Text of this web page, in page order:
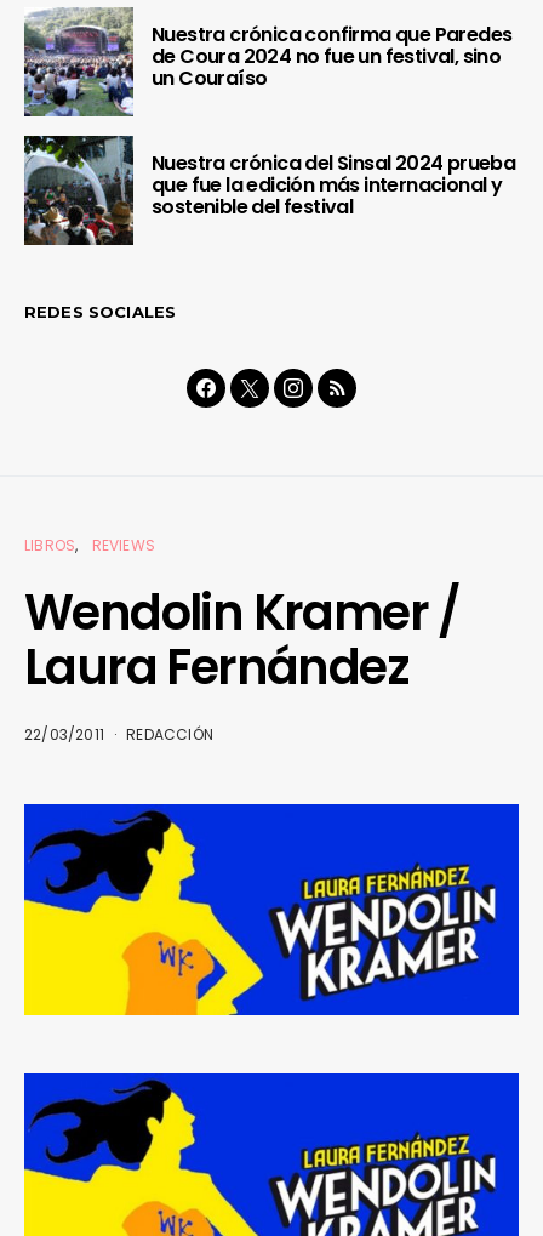
Nuestra crónica confirma que Paredes
de Coura 2024 no fue un festival, sino
un Couraíso
Nuestra crónica del Sinsal 2024 prueba
que fue la edición más internacional y
sostenible del festival
REDES SOCIALES
LIBROS REVIEWS
Wendolin Kramer /
Laura Fernández
22/03/2011 REDACCIÓN